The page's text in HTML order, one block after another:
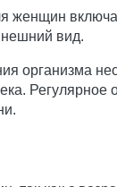
женщин
вид.
организма